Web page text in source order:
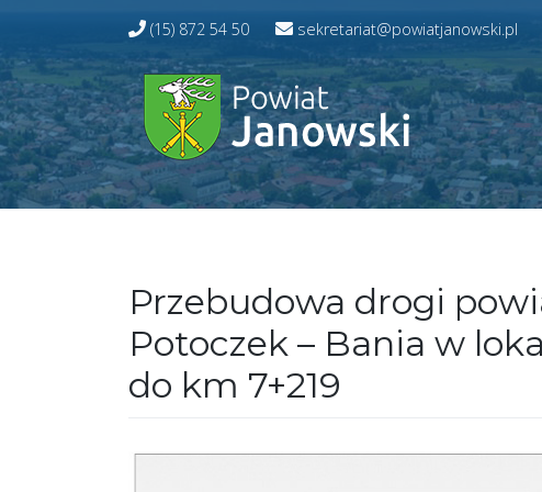
treści
(15) 872 54 50 sekretariat@powiatjanowski.pl
Przebudowa drogi
Potoczek – Bania w
do km 7+219